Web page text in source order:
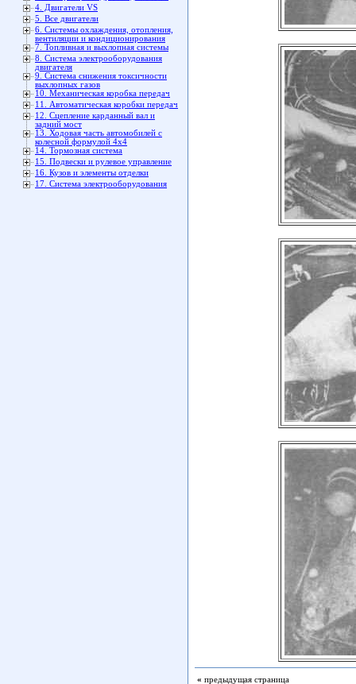
4. Двигатели VS
5. Все двигатели
6. Системы охлаждения, отопления,
вентиляции и кондиционирования
7. Топливная и выхлопная системы
8. Система электрооборудования
двигателя
9. Система снижения токсичности
выхлопных газов
10. Механическая коробка передач
11. Автоматическая коробки передач
12. Сцепление карданный вал и
задний мост
13. Ходовая часть автомобилей с
колесной формулой 4x4
14. Тормозная система
15. Подвески и рулевое управление
16. Кузов и элементы отделки
17. Система электрооборудования
« предыдущая страница